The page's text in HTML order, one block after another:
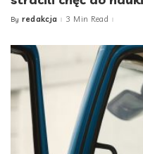
Posted
By redakcja 3 Min Read